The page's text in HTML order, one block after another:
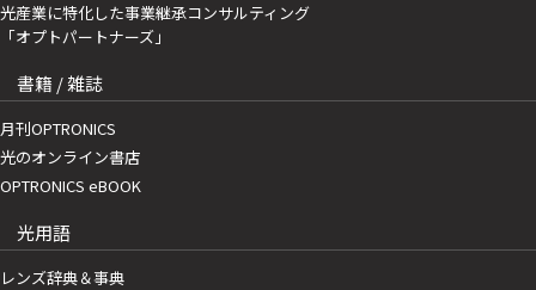
光産業に特化した事業継承コンサルティング
「オプトパートナーズ」
書籍 / 雑誌
月刊OPTRONICS
光のオンライン書店
OPTRONICS eBOOK
光用語
レンズ辞典＆事典